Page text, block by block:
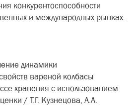
конкурентоспособности
и международных рынках.
динамики
вареной колбасы
хранения с использованием
/ Т.Г. Кузнецова, А.А.